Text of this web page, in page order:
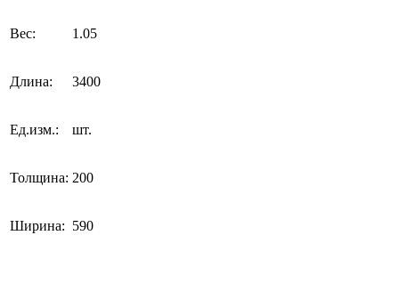
Вес: 1.05
Длина: 3400
Ед.изм.: шт.
Толщина: 200
Ширина: 590